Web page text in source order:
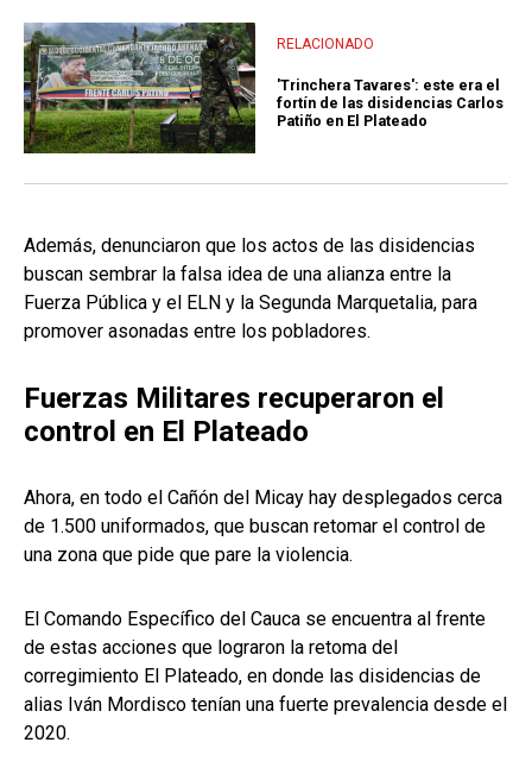
RELACIONADO
'Trinchera Tavares': este era el
fortín de las disidencias Carlos
Patiño en El Plateado
Además, denunciaron que los actos de las disidencias
buscan sembrar la falsa idea de una alianza entre la
Fuerza Pública y el ELN y la Segunda Marquetalia, para
promover asonadas entre los pobladores.
Fuerzas Militares recuperaron el
control en El Plateado
Ahora, en todo el Cañón del Micay hay desplegados cerca
de 1.500 uniformados, que buscan retomar el control de
una zona que pide que pare la violencia.
El Comando Específico del Cauca se encuentra al frente
de estas acciones que lograron la retoma del
corregimiento El Plateado, en donde las disidencias de
alias Iván Mordisco tenían una fuerte prevalencia desde el
2020.